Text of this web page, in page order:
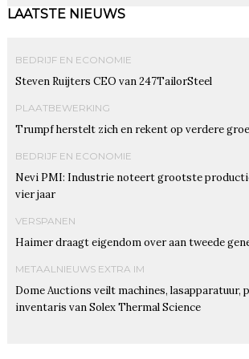
LAATSTE NIEUWS
BEDRIJF EN ECONOMIE
Steven Ruijters CEO van 247TailorSteel
PLAATBEWERKING
Trumpf herstelt zich en rekent op verdere
BEDRIJF EN ECONOMIE
Nevi PMI: Industrie noteert grootste
vier jaar
VERSPANEN
Haimer draagt eigendom over aan tweede
METAALNIEUWS EXTRA IM
Dome Auctions veilt machines, lasapparatuur,
inventaris van Solex Thermal Science